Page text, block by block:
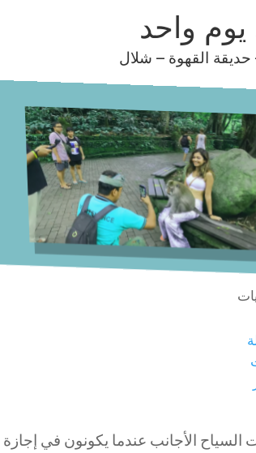
واحد
حديقة القهوة – شلال
السياح الأجانب عندما يكونون في إجازة